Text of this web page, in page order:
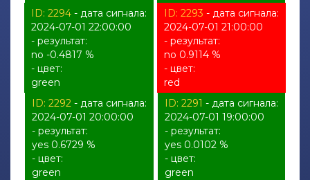
ID: 2294 - дата сигнала:
2024-07-01 22:00:00
- результат:
no -0.4817 %
- цвет:
green
ID: 2293 - дата сигнала:
2024-07-01 21:00:00
- результат:
no 0.9114 %
- цвет:
red
ID: 2292 - дата сигнала:
2024-07-01 20:00:00
- результат:
yes 0.6729 %
- цвет:
green
ID: 2291 - дата сигнала:
2024-07-01 19:00:00
- результат:
yes 0.0102 %
- цвет:
green